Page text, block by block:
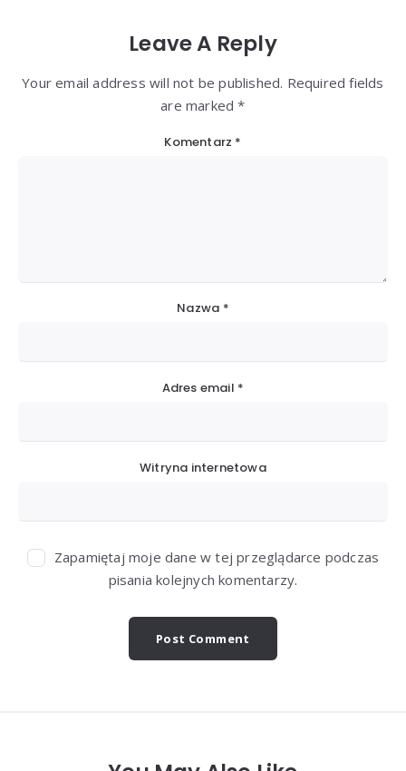
Leave A Reply
Your email address will not be published. Required fields
are marked *
Komentarz *
Nazwa *
Adres email *
Witryna internetowa
Zapamiętaj moje dane w tej przeglądarce podczas
pisania kolejnych komentarzy.